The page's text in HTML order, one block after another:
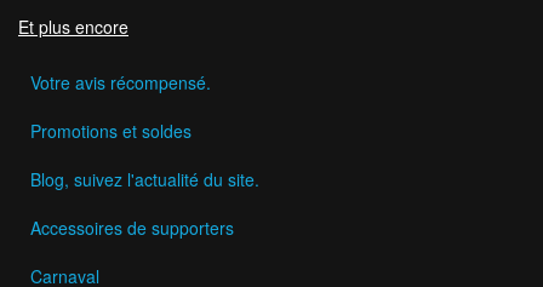
Et plus encore
Votre avis récompensé.
Promotions et soldes
Blog, suivez l'actualité du site.
Accessoires de supporters
Carnaval